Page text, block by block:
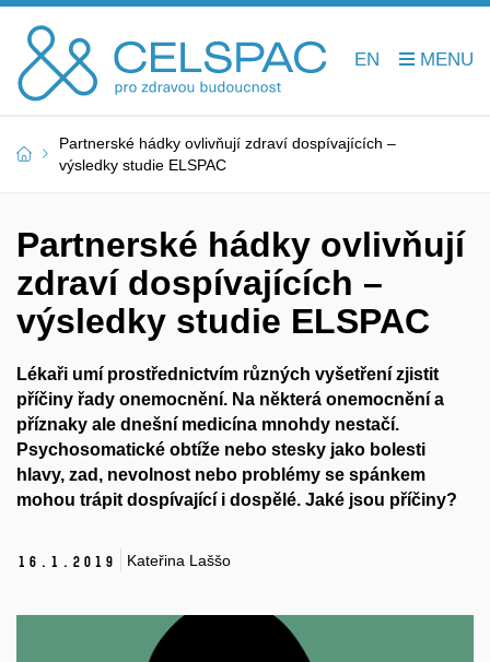
EN
Partnerské hádky ovlivňují zdraví dospívajících –
výsledky studie ELSPAC
Partnerské hádky ovlivňují
zdraví dospívajících –
výsledky studie ELSPAC
Lékaři umí prostřednictvím různých vyšetření zjistit
příčiny řady onemocnění. Na některá onemocnění a
příznaky ale dnešní medicína mnohdy nestačí.
Psychosomatické obtíže nebo stesky jako bolesti
hlavy, zad, nevolnost nebo problémy se spánkem
mohou trápit dospívající i dospělé. Jaké jsou příčiny?
16. 1. 2019 Kateřina Laššo